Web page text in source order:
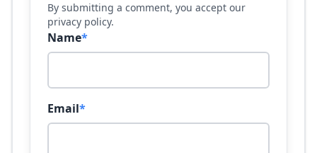
By submitting a comment, you accept our
privacy policy.
Name*
Email*